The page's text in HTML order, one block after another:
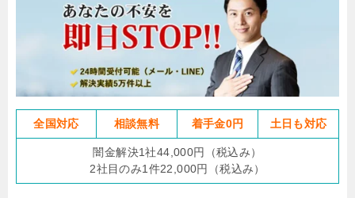
全国対応 相談無料 着手金0円 土日も対応
闇金解決1社44,000円（税込み）
2社目のみ1件22,000円（税込み）